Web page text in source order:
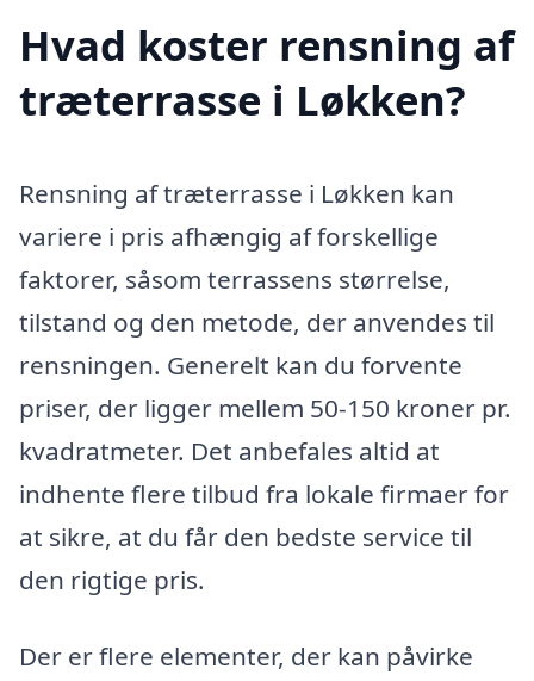
Hvad koster rensning af
træterrasse i Løkken?
Rensning af træterrasse i Løkken kan
variere i pris afhængig af forskellige
faktorer, såsom terrassens størrelse,
tilstand og den metode, der anvendes til
rensningen. Generelt kan du forvente
priser, der ligger mellem 50-150 kroner pr.
kvadratmeter. Det anbefales altid at
indhente flere tilbud fra lokale firmaer for
at sikre, at du får den bedste service til
den rigtige pris.
Der er flere elementer, der kan påvirke